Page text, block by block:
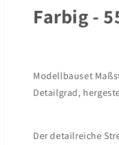
200L
Farbig -
Modellbauset
Detailgrad,
Der detailreiche